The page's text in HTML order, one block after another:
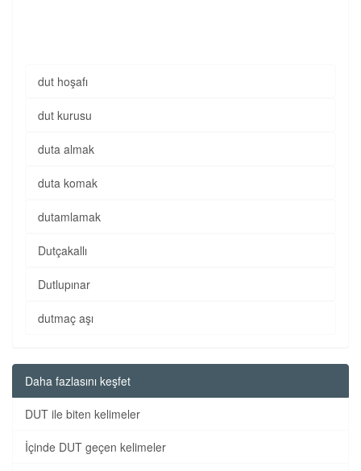
dut hoşafı
dut kurusu
duta almak
duta komak
dutamlamak
Dutçakallı
Dutlupınar
dutmaç aşı
Daha fazlasını keşfet
DUT ile biten kelimeler
İçinde DUT geçen kelimeler